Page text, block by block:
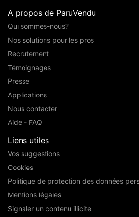
A propos de ParuVendu
Qui sommes-nous?
Nos solutions pour les pros
Recrutement
Témoignages
Presse
Applications
Nous contacter
Aide - FAQ
Liens utiles
Vos suggestions
Cookies
Politique de protection des données
Mentions légales
Signaler un contenu illicite